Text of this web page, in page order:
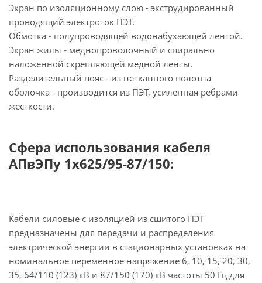
Экран по изоляционному слою - экструдированный
проводящий электроток ПЭТ.
Обмотка - полупроводящей водонабухающей лентой.
Экран жилы - меднопроволочный и спирально
наложенной скрепляющей медной ленты.
Разделительный пояс - из нетканного полотна
оболочка - производится из ПЭТ, усиленная ребрами
жесткости.
Сфера использования кабеля
АПвЭПу 1х625/95-87/150:
Кабели силовые с изоляцией из сшитого ПЭТ
предназначены для передачи и распределения
электрической энергии в стационарных установках на
номинальное переменное напряжение 6, 10, 15, 20, 30,
35, 64/110 (123) кВ и 87/150 (170) кВ частоты 50 Гц для